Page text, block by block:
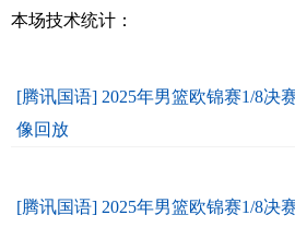
本场技术统计：
[腾讯国语] 2025年男篮欧锦赛1/8决
像回放
[腾讯国语] 2025年男篮欧锦赛1/8决